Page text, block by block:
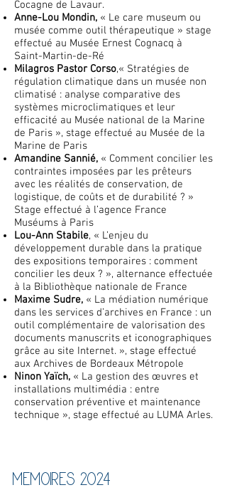
Cocagne de Lavaur.
Anne-Lou Mondin, « Le care museum ou
musée comme outil thérapeutique » stage
effectué au Musée Ernest Cognacq à
Saint-Martin-de-Ré
Milagros Pastor Corso,« Stratégies de
régulation climatique dans un musée non
climatisé : analyse comparative des
systèmes microclimatiques et leur
efficacité au Musée national de la Marine
de Paris », stage effectué au Musée de la
Marine de Paris
Amandine Sannié, « Comment concilier les
contraintes imposées par les prêteurs
avec les réalités de conservation, de
logistique, de coûts et de durabilité ? »
Stage effectué à l’agence France
Muséums à Paris
Lou-Ann Stabile, « L’enjeu du
développement durable dans la pratique
des expositions temporaires : comment
concilier les deux ? », alternance effectuée
à la Bibliothèque nationale de France
Maxime Sudre, « La médiation numérique
dans les services d’archives en France : un
outil complémentaire de valorisation des
documents manuscrits et iconographiques
grâce au site Internet. », stage effectué
aux Archives de Bordeaux Métropole
Ninon Yaïch, « La gestion des œuvres et
installations multimédia : entre
conservation préventive et maintenance
technique », stage effectué au LUMA Arles.
MEMOIRES 2024